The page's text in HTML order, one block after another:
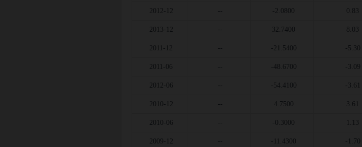
2012-12 -- -2.0800 0.83
2013-12 -- 32.7400 8.03
2011-12 -- -21.5400 -5.30
2011-06 -- -48.6700 -3.09
2012-06 -- -54.4100 -3.61
2010-12 -- 4.7500 3.61
2010-06 -- -0.3000 1.13
2009-12 -- -11.4300 -1.70